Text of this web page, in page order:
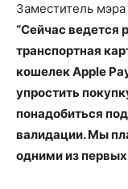
Заместитель
“Сейчас ведется
транспортная
кошелек Apple
упростить
понадобиться
валидации. Мы
одними из первых